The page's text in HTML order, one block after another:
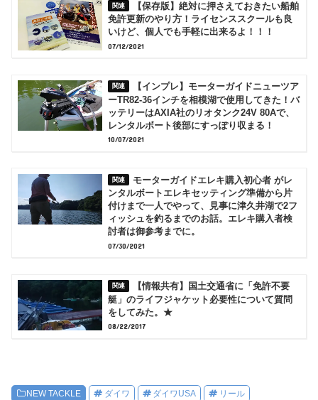
【保存版】絶対に押さえておきたい船舶
免許更新のやり方！ライセンススクールも良
いけど、個人でも手軽に出来るよ！！！
07/12/2021
【インプレ】モーターガイドニューツア
ーTR82-36インチを相模湖で使用してきた！バ
ッテリーはAXIA社のリオタンク24V 80Aで、
レンタルボート後部にすっぽり収まる！
10/07/2021
モーターガイドエレキ購入初心者 がレ
ンタルボートエレキセッティング準備から片
付けまで一人でやって、見事に津久井湖で2フ
ィッシュを釣るまでのお話。エレキ購入者検
討者は御参考までに。
07/30/2021
【情報共有】国土交通省に「免許不要
艇」のライフジャケット必要性について質問
をしてみた。★
08/22/2017
NEW TACKLE ダイワ ダイワUSA リール